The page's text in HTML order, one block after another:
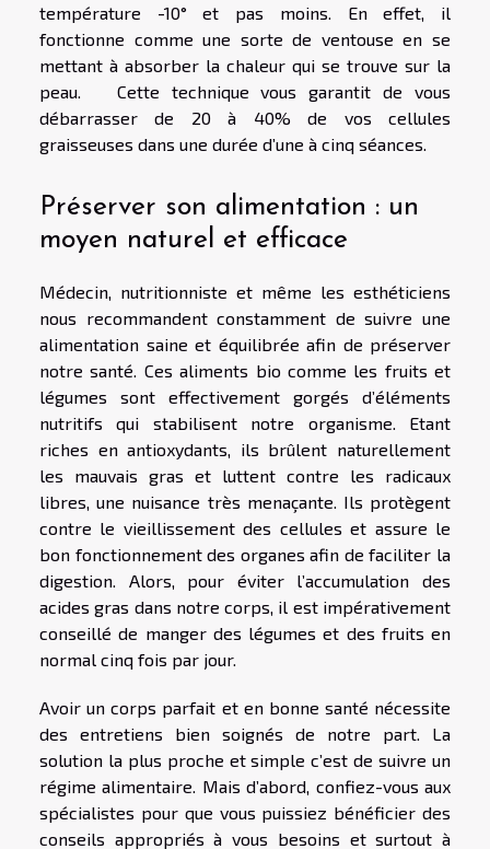
température -10° et pas moins. En effet, il
fonctionne comme une sorte de ventouse en se
mettant à absorber la chaleur qui se trouve sur la
peau. Cette technique vous garantit de vous
débarrasser de 20 à 40% de vos cellules
graisseuses dans une durée d’une à cinq séances.
Préserver son alimentation : un
moyen naturel et efficace
Médecin, nutritionniste et même les esthéticiens
nous recommandent constamment de suivre une
alimentation saine et équilibrée afin de préserver
notre santé. Ces aliments bio comme les fruits et
légumes sont effectivement gorgés d’éléments
nutritifs qui stabilisent notre organisme. Etant
riches en antioxydants, ils brûlent naturellement
les mauvais gras et luttent contre les radicaux
libres, une nuisance très menaçante. Ils protègent
contre le vieillissement des cellules et assure le
bon fonctionnement des organes afin de faciliter la
digestion. Alors, pour éviter l’accumulation des
acides gras dans notre corps, il est impérativement
conseillé de manger des légumes et des fruits en
normal cinq fois par jour.
Avoir un corps parfait et en bonne santé nécessite
des entretiens bien soignés de notre part. La
solution la plus proche et simple c’est de suivre un
régime alimentaire. Mais d’abord, confiez-vous aux
spécialistes pour que vous puissiez bénéficier des
conseils appropriés à vous besoins et surtout à